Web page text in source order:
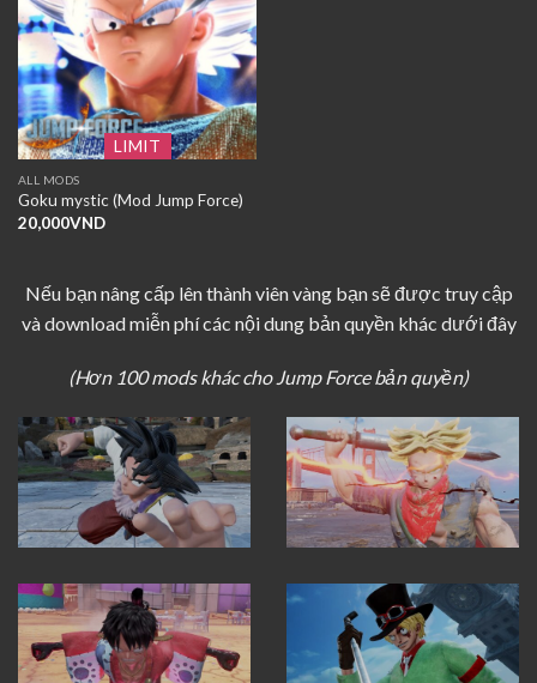
LIMIT
ALL MODS
Goku mystic (Mod Jump Force)
20,000VND
Nếu bạn nâng cấp lên thành viên vàng bạn sẽ được truy cập
và download miễn phí các nội dung bản quyền khác dưới đây
(Hơn 100 mods khác cho Jump Force bản quyền)